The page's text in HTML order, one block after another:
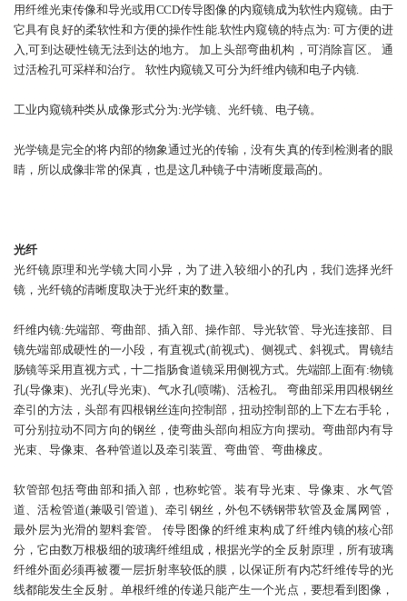
用纤维光束传像和导光或用CCD传导图像的内窥镜成为软性内窥镜。由于
它具有良好的柔软性和方便的操作性能.软性内窥镜的特点为: 可方便的进
入,可到达硬性镜无法到达的地方。 加上头部弯曲机构，可消除盲区。 通
过活检孔可采样和治疗。 软性内窥镜又可分为纤维内镜和电子内镜.
工业内窥镜种类从成像形式分为:光学镜、光纤镜、电子镜。
光学镜是完全的将内部的物象通过光的传输，没有失真的传到检测者的眼
睛，所以成像非常的保真，也是这几种镜子中清晰度最高的。
光纤
光纤镜原理和光学镜大同小异，为了进入较细小的孔内，我们选择光纤
镜，光纤镜的清晰度取决于光纤束的数量。
纤维内镜:先端部、弯曲部、插入部、操作部、导光软管、导光连接部、目
镜先端部成硬性的一小段，有直视式(前视式)、侧视式、斜视式。胃镜结
肠镜等采用直视方式，十二指肠食道镜采用侧视方式。先端部上面有:物镜
孔(导像束)、光孔(导光束)、气水孔(喷嘴)、活检孔。 弯曲部采用四根钢丝
牵引的方法，头部有四根钢丝连向控制部，扭动控制部的上下左右手轮，
可分别拉动不同方向的钢丝，使弯曲头部向相应方向摆动。弯曲部内有导
光束、导像束、各种管道以及牵引装置、弯曲管、弯曲橡皮。
软管部包括弯曲部和插入部，也称蛇管。装有导光束、导像束、水气管
道、活检管道(兼吸引管道)、牵引钢丝，外包不锈钢带软管及金属网管，
最外层为光滑的塑料套管。 传导图像的纤维束构成了纤维内镜的核心部
分，它由数万根极细的玻璃纤维组成，根据光学的全反射原理，所有玻璃
纤维外面必须再被覆一层折射率较低的膜，以保证所有内芯纤维传导的光
线都能发生全反射。单根纤维的传递只能产生一个光点，要想看到图像，